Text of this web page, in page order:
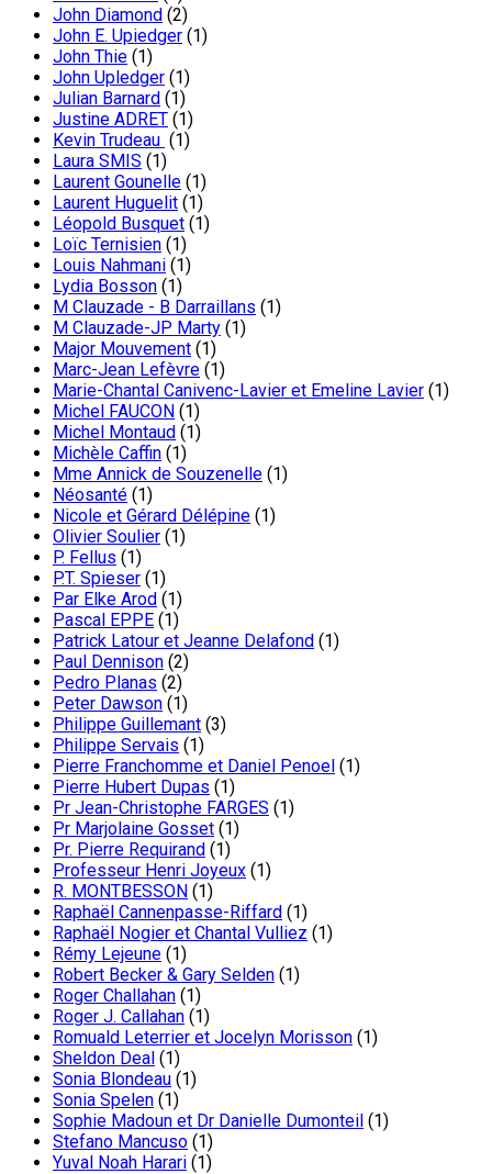
John Diamond (2)
John E. Upiedger (1)
John Thie (1)
John Upledger (1)
Julian Barnard (1)
Justine ADRET (1)
Kevin Trudeau (1)
Laura SMIS (1)
Laurent Gounelle (1)
Laurent Huguelit (1)
Léopold Busquet (1)
Loïc Ternisien (1)
Louis Nahmani (1)
Lydia Bosson (1)
M Clauzade - B Darraillans (1)
M Clauzade-JP Marty (1)
Major Mouvement (1)
Marc-Jean Lefèvre (1)
Marie-Chantal Canivenc-Lavier et Emeline Lavier (1)
Michel FAUCON (1)
Michel Montaud (1)
Michèle Caffin (1)
Mme Annick de Souzenelle (1)
Néosanté (1)
Nicole et Gérard Délépine (1)
Olivier Soulier (1)
P. Fellus (1)
P.T. Spieser (1)
Par Elke Arod (1)
Pascal EPPE (1)
Patrick Latour et Jeanne Delafond (1)
Paul Dennison (2)
Pedro Planas (2)
Peter Dawson (1)
Philippe Guillemant (3)
Philippe Servais (1)
Pierre Franchomme et Daniel Penoel (1)
Pierre Hubert Dupas (1)
Pr Jean-Christophe FARGES (1)
Pr Marjolaine Gosset (1)
Pr. Pierre Requirand (1)
Professeur Henri Joyeux (1)
R. MONTBESSON (1)
Raphaël Cannenpasse-Riffard (1)
Raphaël Nogier et Chantal Vulliez (1)
Rémy Lejeune (1)
Robert Becker & Gary Selden (1)
Roger Challahan (1)
Roger J. Callahan (1)
Romuald Leterrier et Jocelyn Morisson (1)
Sheldon Deal (1)
Sonia Blondeau (1)
Sonia Spelen (1)
Sophie Madoun et Dr Danielle Dumonteil (1)
Stefano Mancuso (1)
Yuval Noah Harari (1)